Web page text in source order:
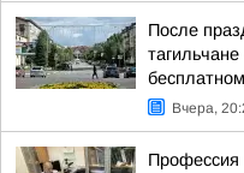
После
Вчера,
Профессия